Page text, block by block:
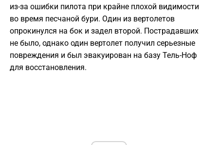
из-за ошибки пилота при крайне плохой видимости
во время песчаной бури. Один из вертолетов
опрокинулся на бок и задел второй. Пострадавших
не было, однако один вертолет получил серьезные
повреждения и был эвакуирован на базу Тель-Ноф
для восстановления.